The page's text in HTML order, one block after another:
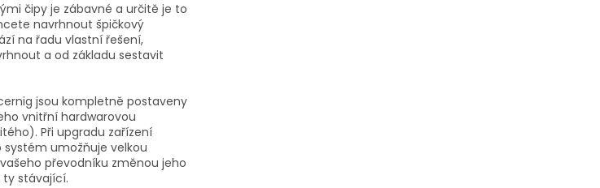
čipy je zábavné a určitě je to
navrhnout špičkový
na řadu vlastní řešení,
a od základu sestavit
jsou kompletně postaveny
vnitřní hardwarovou
Při upgradu zařízení
umožňuje velkou
převodníku změnou jeho
stávající.